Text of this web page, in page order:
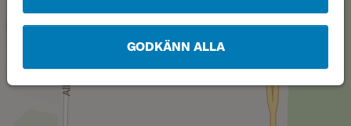
GODKÄNN ALLA